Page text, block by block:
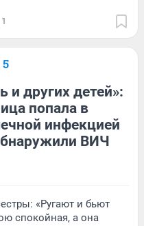
1
и других детей»:
попала в
инфекцией
ВИЧ
«Ругают и бьют
спокойная, а она